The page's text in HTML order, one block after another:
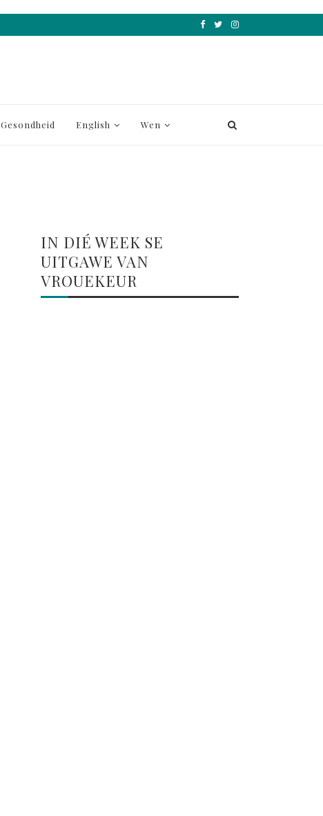
Gesondheid English Wen
IN DIÉ WEEK SE
UITGAWE VAN
VROUEKEUR